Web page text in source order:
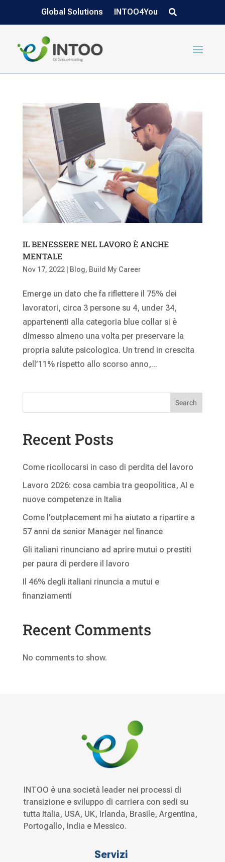
Global Solutions INTOO4You
IL BENESSERE NEL LAVORO È ANCHE
MENTALE
Nov 17, 2022| Blog, Build My Career
Emerge un dato che fa riflettere il 75% dei
lavoratori, circa 3 persone su 4, under 34,
appartenenti alla categoria blue collar si è
dimesso almeno una volta per preservare la
propria salute psicologica. Un trend in crescita
dell’11% rispetto allo scorso anno,...
Search
Recent Posts
Come ricollocarsi in caso di perdita del lavoro
Lavoro 2026: cosa cambia tra geopolitica, AI e
nuove competenze in Italia
Come l’outplacement mi ha aiutato a ripartire a
57 anni da senior Manager nel finance
Gli italiani rinunciano ad aprire mutui o prestiti
per paura di perdere il lavoro
Il 46% degli italiani rinuncia a mutui e
finanziamenti
Recent Comments
No comments to show.
INTOO è una società leader nei processi di
transizione e sviluppo di carriera con sedi su
tutta Italia, USA, UK, Irlanda, Brasile, Argentina,
Portogallo, India e Messico.
Servizi